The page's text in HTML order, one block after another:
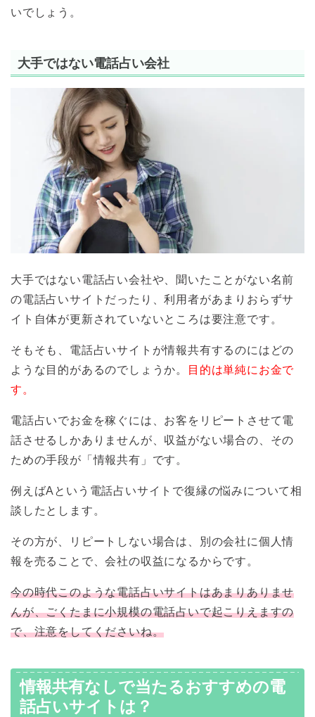
いでしょう。
大手ではない電話占い会社
大手ではない電話占い会社や、聞いたことがない名前
の電話占いサイトだったり、利用者があまりおらずサ
イト自体が更新されていないところは要注意です。
そもそも、電話占いサイトが情報共有するのにはどの
ような目的があるのでしょうか。
目的は単純にお金で
す。
電話占いでお金を稼ぐには、お客をリピートさせて電
話させるしかありませんが、収益がない場合の、その
ための手段が「情報共有」です。
例えばAという電話占いサイトで復縁の悩みについて相
談したとします。
その方が、リピートしない場合は、別の会社に個人情
報を売ることで、会社の収益になるからです。
今の時代このような電話占いサイトはあまりありませ
んが、ごくたまに小規模の電話占いで起こりえますの
で、注意をしてくださいね。
情報共有なしで当たるおすすめの電
話占いサイトは？